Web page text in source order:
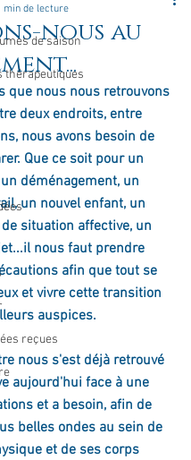
de saison
thérapeutiques
reçues
nous au
min de lecture
que nous nous retrouvons
deux endroits, entre
nous avons besoin de
Que ce soit pour un
déménagement, un
un nouvel enfant, un
situation affective, un
nous faut prendre
afin que tout se
et vivre cette transition
auspices.
nous s'est déjà retrouvé
aujourd'hui face à une
et a besoin, afin de
belles ondes au sein de
et de ses corps